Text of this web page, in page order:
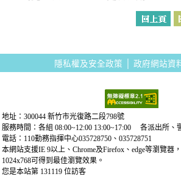
隱私權及安全政策 政府網站資
地址：300044 新竹市光復路二段798號
服務時間：各組 08:00~12:00 13:00~17:00 各派出所、
電話：110勤務指揮中心035728750、035728751
本網站支援IE 9以上、Chrome及Firefox、edge等瀏覽器
1024x768可得到最佳瀏覽效果。
您是本站第 131119 位訪客